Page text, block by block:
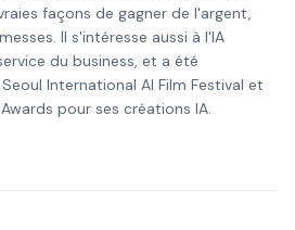
façons de gagner de l'argent,
Il s'intéresse aussi à l'IA
du business, et a été
International AI Film Festival et
pour ses créations IA.